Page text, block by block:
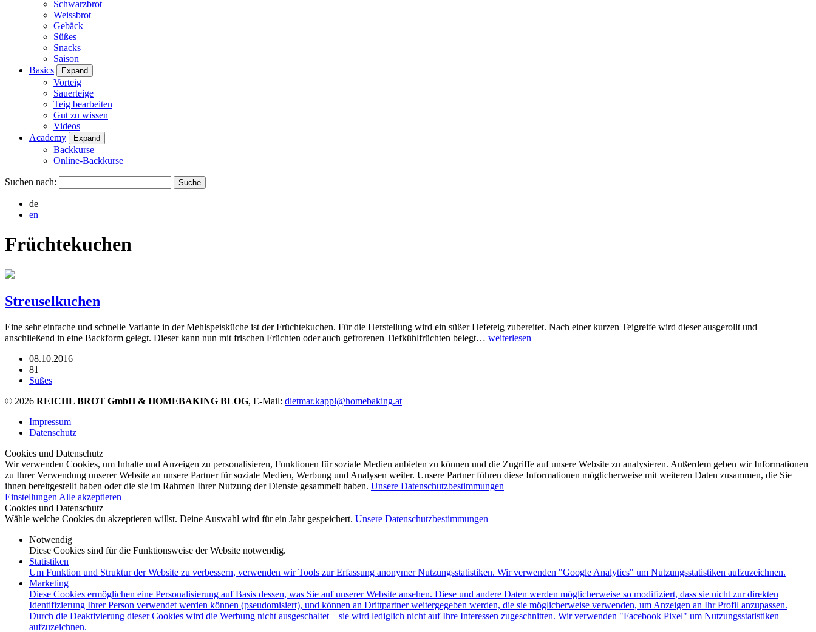
Schwarzbrot
Weissbrot
Gebäck
Süßes
Snacks
Saison
Basics
Expand
Vorteig
Sauerteige
Teig bearbeiten
Gut zu wissen
Videos
Academy
Expand
Backkurse
Online-Backkurse
Suchen nach:
de
en
Früchtekuchen
Streuselkuchen
Eine sehr einfache und schnelle Variante in der Mehlspeisküche ist der Früchtekuchen. Für die Herstellung wird ein süßer Hefeteig zubereitet. Nach einer kurzen Teigreife wird dieser ausgerollt und
anschließend in eine Backform gelegt. Dieser kann nun mit frischen Früchten oder auch gefrorenen Tiefkühlfrüchten belegt… weiterlesen
08.10.2016
81
Süßes
© 2026 REICHL BROT GmbH & HOMEBAKING BLOG, E-Mail: dietmar.kappl@homebaking.at
Impressum
Datenschutz
Cookies und Datenschutz
Wir verwenden Cookies, um Inhalte und Anzeigen zu personalisieren, Funktionen für soziale Medien anbieten zu können und die Zugriffe auf unsere Website zu analysieren. Außerdem geben wir Informationen
zu Ihrer Verwendung unserer Website an unsere Partner für soziale Medien, Werbung und Analysen weiter. Unsere Partner führen diese Informationen möglicherweise mit weiteren Daten zusammen, die Sie
ihnen bereitgestellt haben oder die sie im Rahmen Ihrer Nutzung der Dienste gesammelt haben. Unsere Datenschutzbestimmungen
Einstellungen Alle akzeptieren
Cookies und Datenschutz
Wähle welche Cookies du akzeptieren willst. Deine Auswahl wird für ein Jahr gespeichert. Unsere Datenschutzbestimmungen
Notwendig
Diese Cookies sind für die Funktionsweise der Website notwendig.
Statistiken
Um Funktion und Struktur der Website zu verbessern, verwenden wir Tools zur Erfassung anonymer Nutzungsstatistiken. Wir verwenden "Google Analytics" um Nutzungsstatistiken aufzuzeichnen.
Marketing
Diese Cookies ermöglichen eine Personalisierung auf Basis dessen, was Sie auf unserer Website ansehen. Diese und andere Daten werden möglicherweise so modifiziert, dass sie nicht zur direkten
Identifizierung Ihrer Person verwendet werden können (pseudomisiert), und können an Drittpartner weitergegeben werden, die sie möglicherweise verwenden, um Anzeigen an Ihr Profil anzupassen.
Durch die Deaktivierung dieser Cookies wird die Werbung nicht ausgeschaltet – sie wird lediglich nicht auf Ihre Interessen zugeschnitten. Wir verwenden "Facebook Pixel" um Nutzungsstatistiken
aufzuzeichnen.